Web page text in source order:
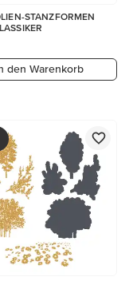
STANZFORMEN
den Warenkorb